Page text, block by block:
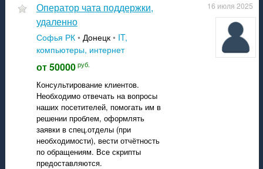
оператор чата поддержки,
удаленно
Софья РК • Донецк • IT,
компьютеры, интернет
от 50000руб.
Консультирование клиентов.
Необходимо отвечать на вопросы
наших посетителей, помогать им в
решении проблем, оформлять
заявки в спец.отделы (при
необходимости), вести отчётность
по обращениям. Все скрипты
предоставляются.
16 июля 2025